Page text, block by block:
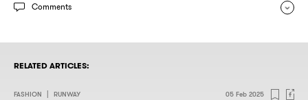
Comments
RELATED ARTICLES:
FASHION RUNWAY 05 Feb 2025